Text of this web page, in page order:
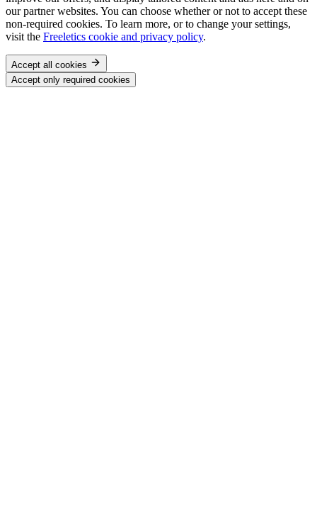
our partner websites. You can choose whether or not to accept these
non-required cookies. To learn more, or to change your settings,
visit the Freeletics cookie and privacy policy.
Accept all cookies
Accept only required cookies